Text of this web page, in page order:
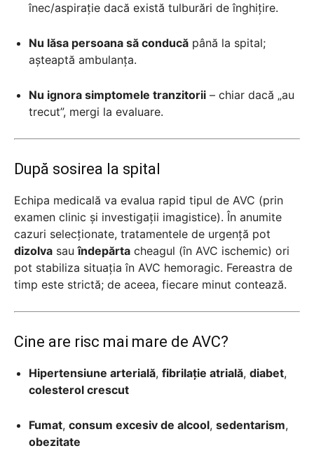
înec/aspirație dacă există tulburări de înghițire.
Nu lăsa persoana să conducă până la spital;
așteaptă ambulanța.
Nu ignora simptomele tranzitorii – chiar dacă „au
trecut”, mergi la evaluare.
După sosirea la spital
Echipa medicală va evalua rapid tipul de AVC (prin
examen clinic și investigații imagistice). În anumite
cazuri selecționate, tratamentele de urgență pot
dizolva sauîndepărta cheagul (în AVC ischemic) ori
pot stabiliza situația în AVC hemoragic. Fereastra de
timp este strictă; de aceea, fiecare minut contează.
Cine are risc mai mare de AVC?
Hipertensiune arterială, fibrilație atrială, diabet,
colesterol crescut
Fumat, consum excesiv de alcool, sedentarism,
obezitate